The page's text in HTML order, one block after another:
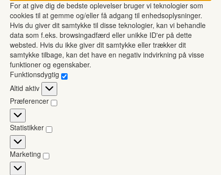
For at give dig de bedste oplevelser bruger vi teknologier som
cookies til at gemme og/eller få adgang til enhedsoplysninger.
Hvis du giver dit samtykke til disse teknologier, kan vi behandle
data som f.eks. browsingadfærd eller unikke ID'er på dette
websted. Hvis du ikke giver dit samtykke eller trækker dit
samtykke tilbage, kan det have en negativ indvirkning på visse
funktioner og egenskaber.
Funktionsdygtig
Funktionsdygtig
Altid aktiv
Præferencer
Præferencer
Statistikker
Statistikker
Marketing
Marketing